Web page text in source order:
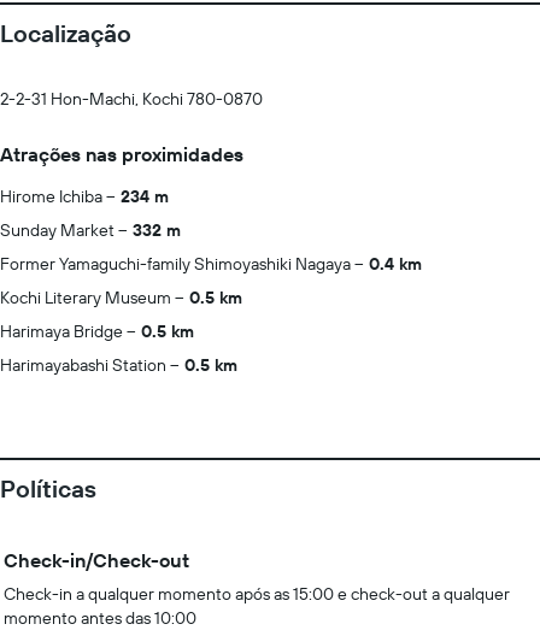
Localização
2-2-31 Hon-Machi, Kochi 780-0870
Atrações nas proximidades
Hirome Ichiba
234 m
Sunday Market
332 m
Former Yamaguchi-family Shimoyashiki Nagaya
0.4 km
Kochi Literary Museum
0.5 km
Harimaya Bridge
0.5 km
Harimayabashi Station
0.5 km
Políticas
Check-in/Check-out
Check-in a qualquer momento após as 15:00 e check-out a qualquer
momento antes das 10:00